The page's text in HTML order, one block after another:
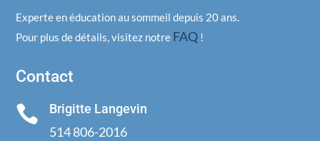
Experte en éducation au sommeil depuis 20 ans.
Pour plus de détails, visitez notre FAQ !
Contact
 Brigitte Langevin
514 806-2016